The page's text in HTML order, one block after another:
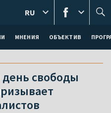
МНЕНИЯ ОБЪЕКТИВ
RU
свободы